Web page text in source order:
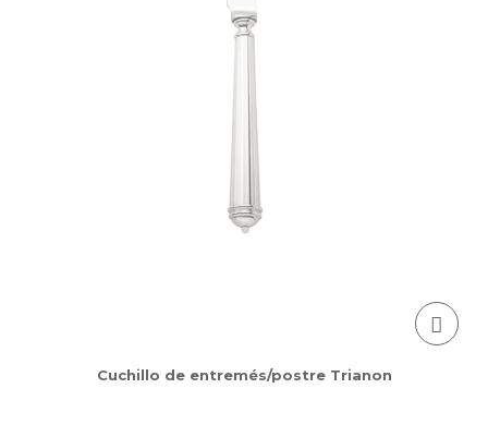
Cuchillo de entremés/postre Trianon